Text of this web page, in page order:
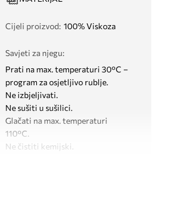
Cijeli proizvod: 100% Viskoza
Savjeti za njegu:
Prati na max. temperaturi 30°C –
program za osjetljivo rublje.
Ne izbjeljivati.
Ne sušiti u sušilici.
Glačati na max. temperaturi
110°C.
Ne čistiti kemijski.